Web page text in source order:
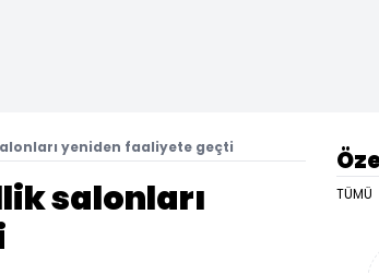
yeniden faaliyete geçti
salonları
TÜMÜ